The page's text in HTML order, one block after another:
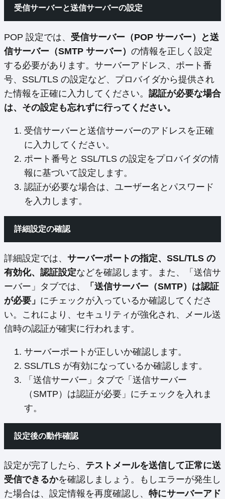
受信サーバーと送信サーバーの設定
POP 設定では、 受信サーバー（POP サーバー）と送
信サーバー（SMTP サーバー） の情報を正しく設定
する必要があります。サーバーアドレス、ポート番
号、SSL/TLS の設定など、プロバイダから提供され
た情報を正確に入力してください。 認証が必要な場合
は、その設定も忘れずに行ってください。
受信サーバーと送信サーバーのアドレスを正確
に入力してください。
ポート番号と SSL/TLS の設定をプロバイダの情
報に基づいて設定します。
認証が必要な場合は、ユーザー名とパスワード
を入力します。
詳細設定の確認
詳細設定では、 サーバーポートの指定、SSL/TLS の
有効化、認証設定などを確認します。また、「送信サ
ーバー」タブでは、
「送信サーバー（SMTP）は認証
が必要」 にチェックが入っているか確認してくださ
い。これにより、セキュリティが強化され、メール送
信時の認証が確実に行われます。
サーバーポートが正しいか確認します。
SSL/TLS が有効になっているか確認します。
「送信サーバー」タブで「送信サーバー
（SMTP）は認証が必要」にチェックを入れま
す。
設定後の動作確認
設定が完了したら、 テストメールを送信して正常に送
受信できるかを確認しましょう。もしエラーが発生し
た場合は、設定情報を再度確認し、 特にサーバーアド